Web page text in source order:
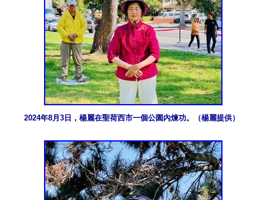
2024年8月3日，楊麗在聖荷西市一個公園內煉功。（楊麗提供）